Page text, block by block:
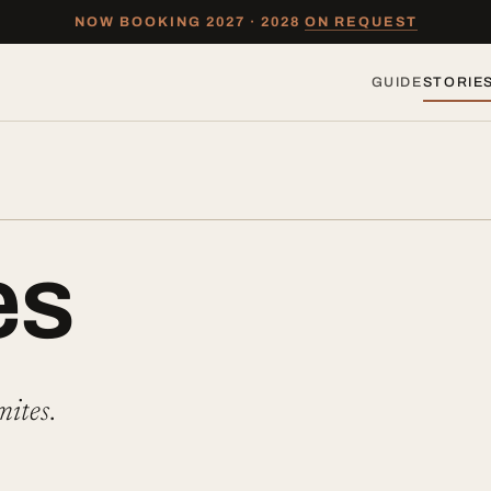
NOW BOOKING 2027 · 2028 ON REQUEST
GUIDE
.